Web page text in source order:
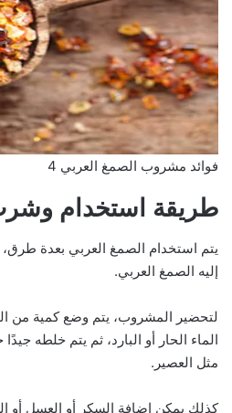
فوائد مشروب الصمغ العربي 4
طريقة استخدام
يتم استخدام الصمغ العربي بعدة
إليه الصمغ العربي.
لتحضير المشروب، يتم وضع كمية من
الماء الحار أو البارد، ثم يتم خلطه
مثل العصير.
كذلك يمكن إضافة السكر أو العسل أو